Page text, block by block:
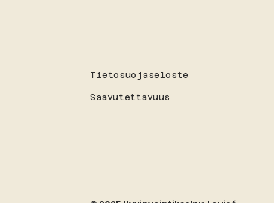
Tietosuojaseloste
Saavutettavuus